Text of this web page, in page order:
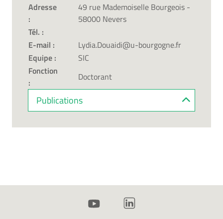
Adresse
:
49 rue Mademoiselle Bourgeois -
58000 Nevers
Tél. :
E-mail :
Lydia.Douaidi@u-bourgogne.fr
Equipe :
SIC
Fonction
:
Doctorant
Publications